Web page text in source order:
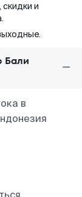
и
Бали
в